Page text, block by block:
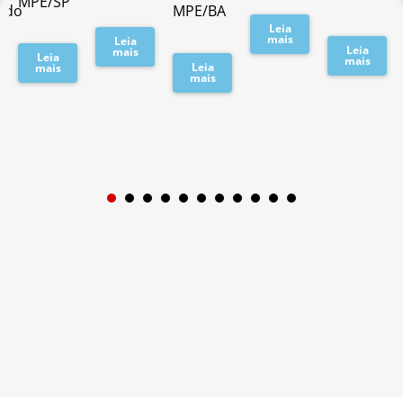
Leia
mais
Leia
mais
MPE/BA
Leia
mais
Leia
mais
Leia
mais
1 2 3